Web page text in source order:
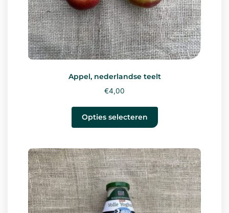
Appel, nederlandse teelt
€4,00
Opties selecteren